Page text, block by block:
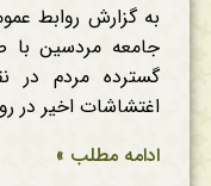
به گزارش روابط
جامعه مردسین با
گسترده مردم در
اغتشاشات اخیر در روز دوشنبه (۲۲
ادامه مطلب »